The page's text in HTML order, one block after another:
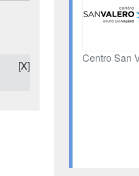
[X]
Centro San